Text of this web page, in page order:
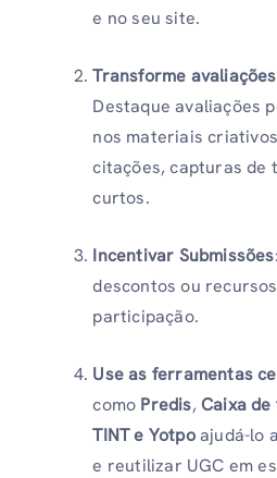
e no seu site.
Transforme
Destaque avaliações
nos materiais
citações, capturas de
curtos.
Incentivar Submissões
descontos ou
participação.
Use as ferramentas
como Predis, Caixa de
TINT e Yotpoajudá-lo
e reutilizar UGC em